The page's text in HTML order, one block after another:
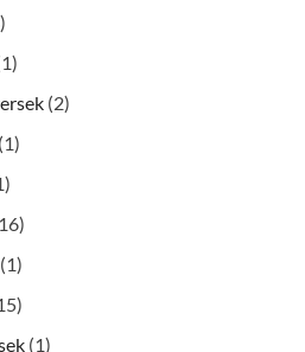
(2)
(1)
(1)
(1)